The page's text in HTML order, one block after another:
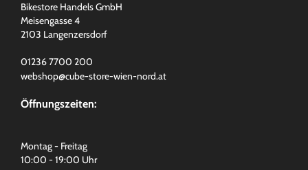
Bikestore Handels GmbH
Meisengasse 4
2103 Langenzersdorf
01236 7700 200
webshop@cube-store-wien-nord.at
Öffnungszeiten:
Montag - Freitag
10:00 - 19:00 Uhr